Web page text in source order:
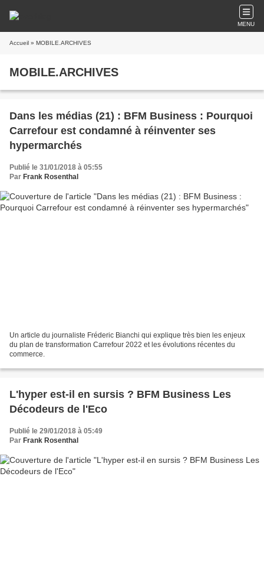
MENU
Accueil » MOBILE.ARCHIVES
MOBILE.ARCHIVES
Dans les médias (21) : BFM Business : Pourquoi
Carrefour est condamné à réinventer ses
hypermarchés
Publié le 31/01/2018 à 05:55
Par Frank Rosenthal
Un article du journaliste Fréderic Bianchi qui explique très bien les enjeux
du plan de transformation Carrefour 2022 et les évolutions récentes du
commerce.
L'hyper est-il en sursis ? BFM Business Les
Décodeurs de l'Eco
Publié le 29/01/2018 à 05:49
Par Frank Rosenthal